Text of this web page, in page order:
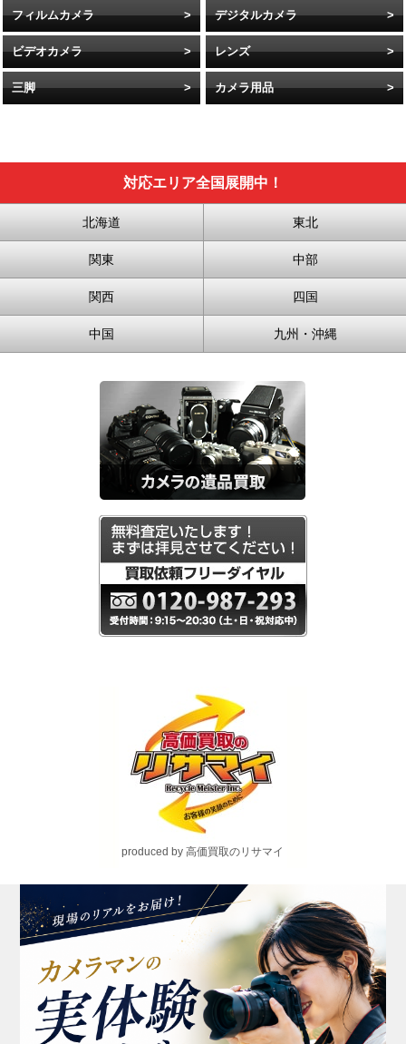
フィルムカメラ デジタルカメラ
ビデオカメラ レンズ
三脚 カメラ用品
対応エリア全国展開中！
北海道 東北
関東 中部
関西 四国
中国 九州・沖縄
produced by 高価買取のリサマイ